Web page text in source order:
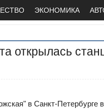
ЭКОНОМИКА
открылась
в Санкт-Петербурге